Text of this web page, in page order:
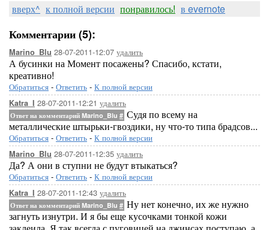
вверх^ к полной версии понравилось! в evernote
Комментарии (5):
Marino_Blu 28-07-2011-12:07 удалить
А бусинки на Момент посажены? Спасибо, кстати,
креативно!
Обратиться - Ответить - К полной версии
Katra_I 28-07-2011-12:21 удалить
Ответ на комментарий Marino_Blu # Судя по всему на
металлические штырьки-гвоздики, ну что-то типа брадсов...
Обратиться - Ответить - К полной версии
Marino_Blu 28-07-2011-12:35 удалить
Да? А они в ступни не будут втыкаться?
Обратиться - Ответить - К полной версии
Katra_I 28-07-2011-12:43 удалить
Ответ на комментарий Marino_Blu # Ну нет конечно, их же нужно
загнуть изнутри. И я бы еще кусочками тонкой кожи